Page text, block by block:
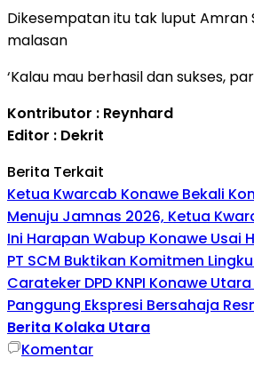
Dikesempatan itu tak luput Amran
malasan
‘Kalau mau berhasil dan sukses,
Kontributor : Reynhard
Editor : Dekrit
Berita Terkait
Ketua Kwarcab Konawe Bekali
Menuju Jamnas 2026, Ketua
Ini Harapan Wabup Konawe Usai
PT SCM Buktikan Komitmen
Carateker DPD KNPI Konawe
Panggung Ekspresi Bersahaja
Berita Kolaka Utara
Komentar